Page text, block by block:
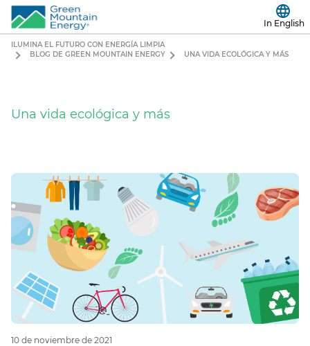
In English
ILUMINA EL FUTURO CON ENERGÍA LIMPIA
BLOG DE GREEN MOUNTAIN ENERGY
UNA VIDA ECOLÓGICA Y MÁS
Una vida ecológica y más
10 de noviembre de 2021